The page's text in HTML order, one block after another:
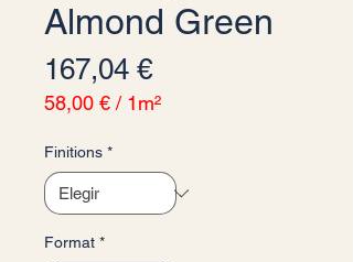
Almond Green
167,04 €Precio
58,00 € / 1m²
por
1
Metro
Finitions *
Format *